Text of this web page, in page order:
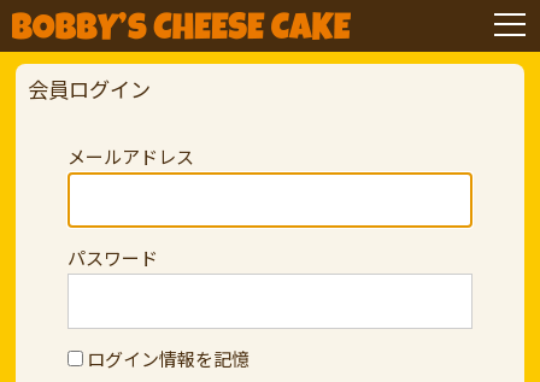
会員ログイン
メールアドレス
パスワード
ログイン情報を記憶